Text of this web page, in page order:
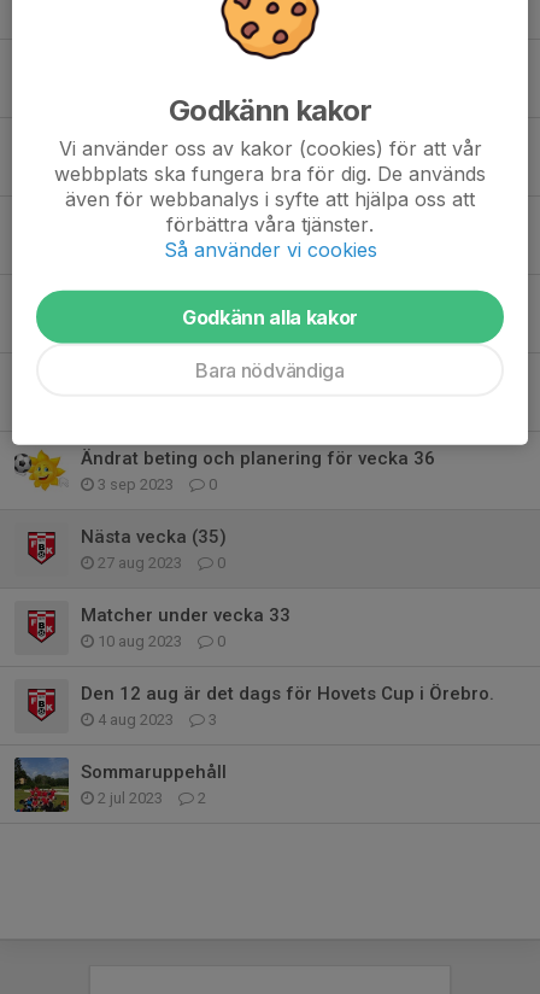
0
Föräldramöte "kort" sammanfattning
23 okt 2023 0
Futsal cup 11-12 nov
2 okt 2023 0
24 sep 2023 1
Inställd träning 11 sep
Ändrat beting och planering för vecka 36
3 sep 2023 0
Nästa vecka (35)
27 aug 2023 0
Matcher under vecka 33
10 aug 2023 0
Den 12 aug är det dags för Hovets Cup i Örebro.
4 aug 2023 3
Sommaruppehåll
2 jul 2023 2
Godkänn kakor
Vi använder oss av kakor (cookies) för att vår
webbplats ska fungera bra för dig. De används
även för webbanalys i syfte att hjälpa oss att
förbättra våra tjänster.
Så använder vi cookies
Godkänn alla kakor
Bara nödvändiga